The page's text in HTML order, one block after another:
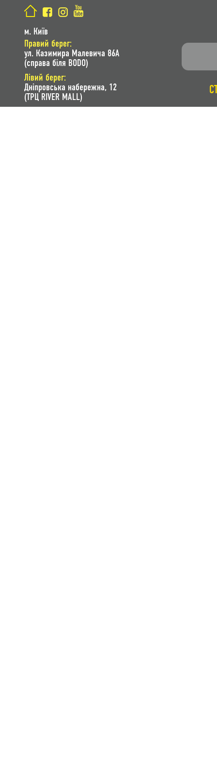
м. Київ
Правий берег:
ул. Казимира Малевича 86A
(справа біля BODO)
Лівий берег:
Дніпровська набережна, 12
(ТРЦ RIVER MALL)